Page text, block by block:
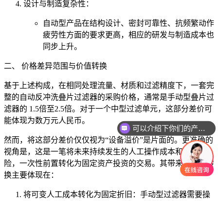
设计与制造复杂性：
自动型产品在结构设计、密封可靠性、抗频繁动作
疲劳性方面的要求更高，相应的研发与制造成本也
同步上升。
二、 价格差异范围与价值转换
基于上述构成，在相同处理流量、材质和过滤精度下，一套完
整的自动反冲洗叠片过滤器的采购价格，通常是手动型叠片过
滤器的 1.5倍至2.5倍。对于一个中型过滤单元，这部分差价可
能体现为数万元人民币。
然而，将这部分差价仅仅视为“设备溢价”是片面的。更准确的
视角是，这是一笔将未来持续发生的人工操作成本和系统风
险，一次性前置转化为固定资产投资的交易。其带来的价值转
换主要体现在：
将可变人工成本转化为固定折旧：手动型过滤器需要操
可以介绍下你们的产品么